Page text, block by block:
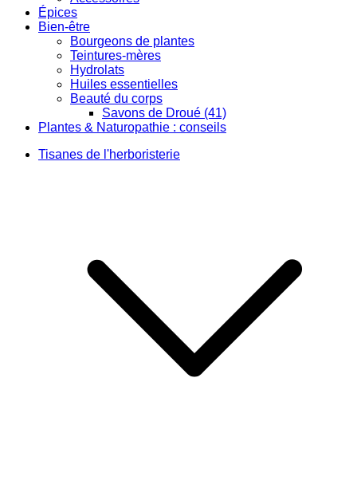
Épices
Bien-être
Bourgeons de plantes
Teintures-mères
Hydrolats
Huiles essentielles
Beauté du corps
Savons de Droué (41)
Plantes & Naturopathie : conseils
Tisanes de l'herboristerie